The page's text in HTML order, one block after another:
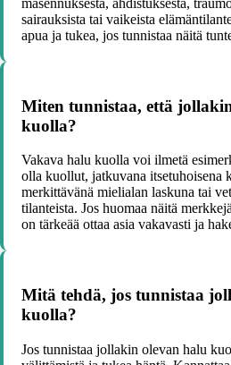
sairauksista tai vaikeista
apua ja tukea, jos tunnistaa näitä
Miten tunnistaa, että
kuolla?
Vakava halu kuolla voi ilmetä
olla kuollut, jatkuvana itsetuhoisena
merkittävänä mielialan laskuna tai
tilanteista. Jos huomaa näitä
on tärkeää ottaa asia vakavasti ja
Mitä tehdä, jos tunnistaa
kuolla?
Jos tunnistaa jollakin olevan halu